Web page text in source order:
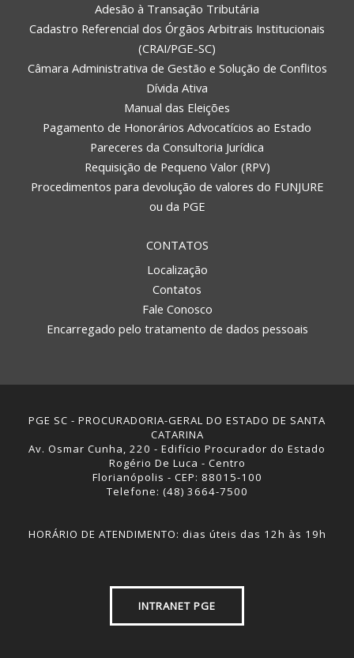
Adesão à Transação Tributária
Cadastro Referencial dos Órgãos Arbitrais Institucionais
(CRAI/PGE-SC)
Câmara Administrativa de Gestão e Solução de Conflitos
Dívida Ativa
Manual das Eleições
Pagamento de Honorários Advocatícios ao Estado
Pareceres da Consultoria Jurídica
Requisição de Pequeno Valor (RPV)
Procedimentos para devolução de valores do FUNJURE
ou da PGE
CONTATOS
Localização
Contatos
Fale Conosco
Encarregado pelo tratamento de dados pessoais
PGE SC - PROCURADORIA-GERAL DO ESTADO DE SANTA
CATARINA
Av. Osmar Cunha, 220 - Edifício Procurador do Estado
Rogério De Luca - Centro
Florianópolis - CEP: 88015-100
Telefone: (48) 3664-7500
HORÁRIO DE ATENDIMENTO: dias úteis das 12h às 19h
INTRANET PGE